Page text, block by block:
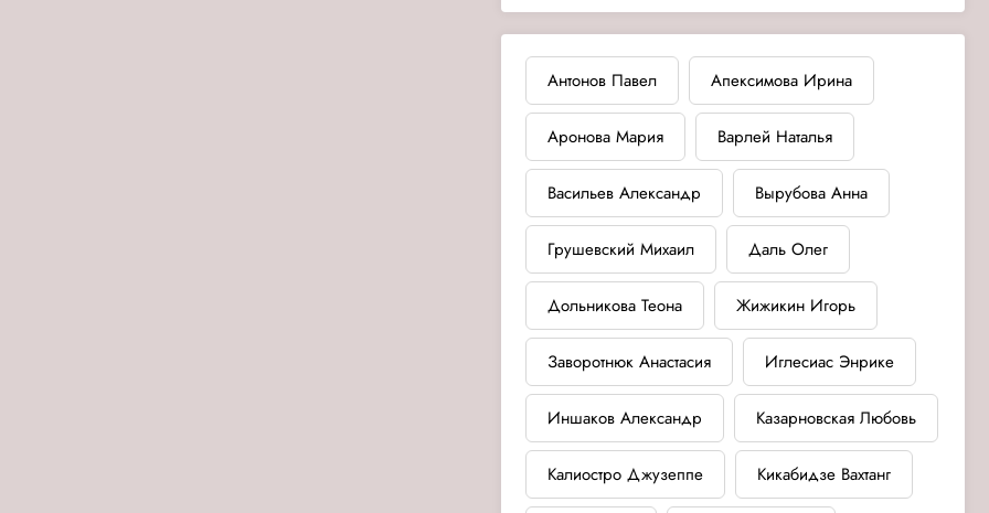
Антонов Павел Апексимова Ирина
Аронова Мария Варлей Наталья
Васильев Александр Вырубова Анна
Грушевский Михаил Даль Олег
Дольникова Теона Жижикин Игорь
Заворотнюк Анастасия Иглесиас Энрике
Иншаков Александр Казарновская Любовь
Калиостро Джузеппе Кикабидзе Вахтанг